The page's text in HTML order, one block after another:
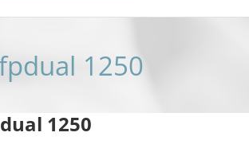
1250
1250